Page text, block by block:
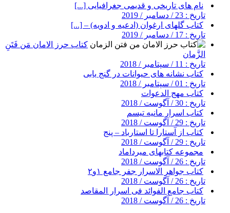
نام های تاریخی و قدیمی جغرافیایی [...]
تاریخ : 23 / دسامبر / 2019
کتاب گلهای ارغوان (ادعیه و ادویه) – [...]
تاریخ : 17 / دسامبر / 2019
کتاب حرز الامان مَن فَتَنِ
الزَّمان
تاریخ : 11 / سپتامبر / 2018
کتاب نشانه های حیوانات در گنج یابی
تاریخ : 01 / سپتامبر / 2018
کتاب مهج الدعوات
تاریخ : 30 / آگوست / 2018
کتاب اسرار مانیه تیسم
تاریخ : 29 / آگوست / 2018
کتاب از آستارا تا استارباد – پنج
تاریخ : 29 / آگوست / 2018
مجموعه کتابهای میرداماد
تاریخ : 26 / آگوست / 2018
کتاب جواهر الاسرار جفر جامع ۱و۲
تاریخ : 26 / آگوست / 2018
کتاب جامع الفوائد فی اسرار المقاصد
تاریخ : 26 / آگوست / 2018